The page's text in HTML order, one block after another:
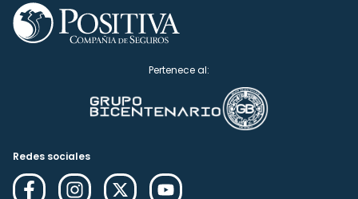
Pertenece al:
Redes sociales